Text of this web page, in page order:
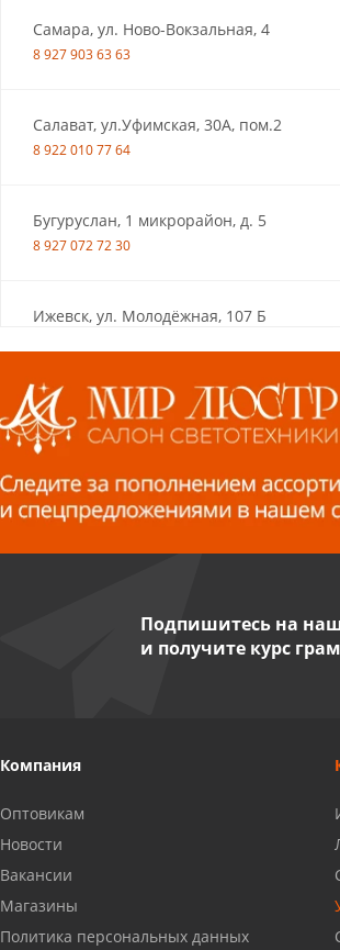
Самара, ул. Ново-Вокзальная, 4
8 927 903 63 63
Салават, ул.Уфимская, 30А, пом.2
8 922 010 77 64
Бугуруслан, 1 микрорайон, д. 5
8 927 072 72 30
Ижевск, ул. Молодёжная, 107 Б
Волжский, ул. Мира 47 В
8 927 255 38 33
Пенза, ул. Пролетарская, 61 ТЦ
"Стройбери"
Миасс, ул. Романенко, 95
8 927 009 54 63
Саратов, ул. Танкистов, 37 (БЦ
Подпишитесь на
и получите курс
Компания
Оптовикам
Новости
Вакансии
Магазины
Политика персональных данных